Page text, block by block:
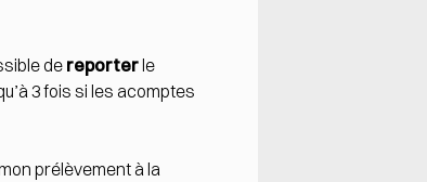
de reporterle
3 fois si les acomptes
prélèvement à la